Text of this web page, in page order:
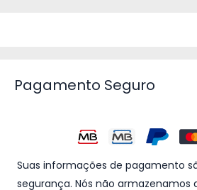
Pagamento Seguro
Suas informações de pagamento
segurança. Nós não armazenamos